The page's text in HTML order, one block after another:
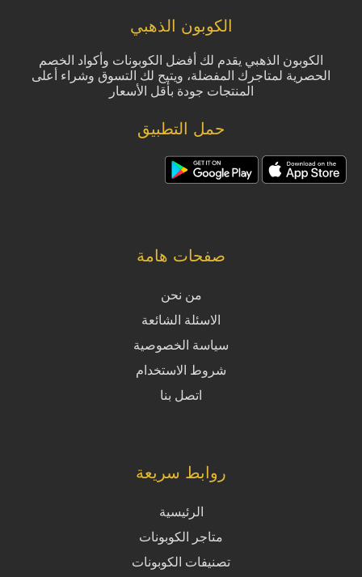
الكوبون الذهبي
الكوبون الذهبي يقدم لك أفضل الكوبونات وأكواد الخصم
الحصرية لمتاجرك المفضلة، ويتيح لك التسوق وشراء أعلى
المنتجات جودة بأقل الأسعار
حمل التطبيق
صفحات هامة
من نحن
الاسئلة الشائعة
سياسة الخصوصية
شروط الاستخدام
اتصل بنا
روابط سريعة
الرئيسية
متاجر الكوبونات
تصنيفات الكوبونات